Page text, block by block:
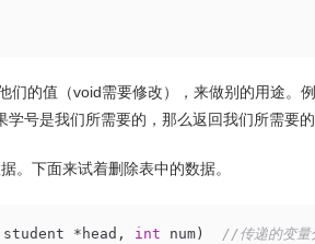
们的值（void需要修改），来做别的用途。
号是我们所需要的，那么返回我们所需要的
。下面来试着删除表中的数据。
*head, int num)
//传递的变量